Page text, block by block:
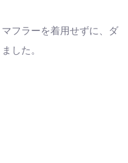
フラーを着用せずに、ダ
した。